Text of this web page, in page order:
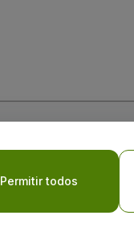
Permitir todos